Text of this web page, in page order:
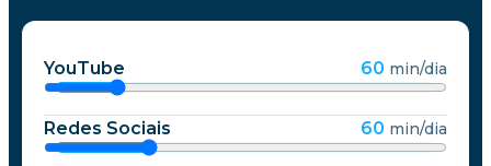
YouTube 60 min/dia
Redes Sociais 60 min/dia